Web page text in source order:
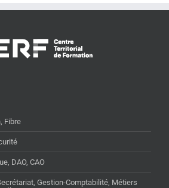
Fibre
DAO, CAO
Gestion-Comptabilité, Métiers